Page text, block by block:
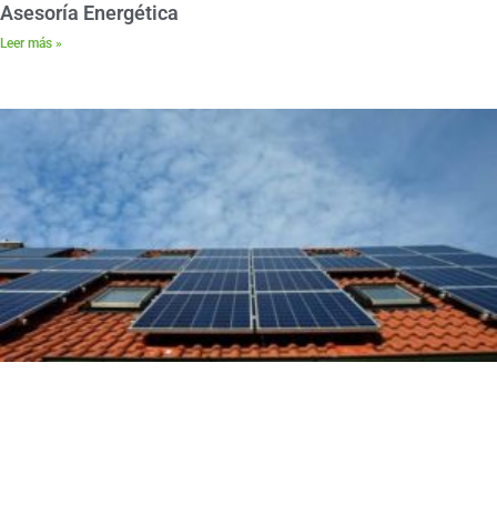
Asesoría Energética
Leer más »